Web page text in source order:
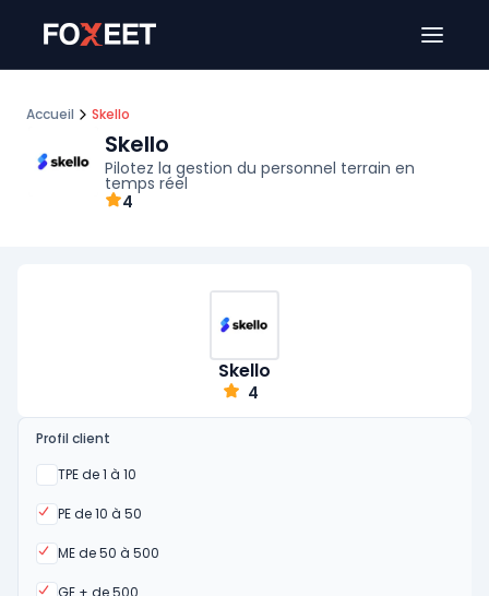
Accueil Skello
Skello
Pilotez la gestion du personnel terrain en
temps réel
4
Skello
4
Profil client
TPE de 1 à 10
Oui
PE de 10 à 50
Oui
ME de 50 à 500
Oui
GE + de 500